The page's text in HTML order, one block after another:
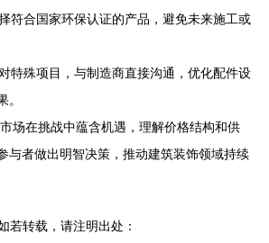
符合国家环保认证的产品，避免未来施工或
特殊项目，与制造商直接沟通，优化配件设
。
场在挑战中蕴含机遇，理解价格结构和供
与者做出明智决策，推动建筑装饰领域持续
若转载，请注明出处：